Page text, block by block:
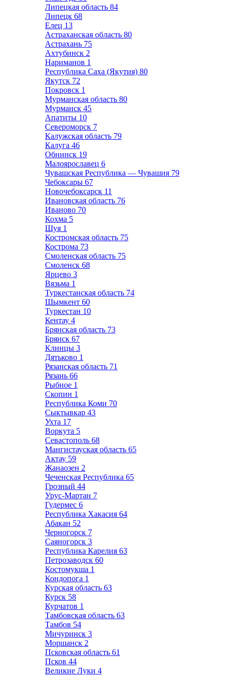
Липецкая область 84
Липецк 68
Елец 13
Астраханская область 80
Астрахань 75
Ахтубинск 2
Нариманов 1
Республика Саха (Якутия) 80
Якутск 72
Покровск 1
Мурманская область 80
Мурманск 45
Апатиты 10
Североморск 7
Калужская область 79
Калуга 46
Обнинск 19
Малоярославец 6
Чувашская Республика — Чувашия 79
Чебоксары 67
Новочебоксарск 11
Ивановская область 76
Иваново 70
Кохма 5
Шуя 1
Костромская область 75
Кострома 73
Смоленская область 75
Смоленск 68
Ярцево 3
Вязьма 1
Туркестанская область 74
Шымкент 60
Туркестан 10
Кентау 4
Брянская область 73
Брянск 67
Клинцы 3
Дятьково 1
Рязанская область 71
Рязань 66
Рыбное 1
Скопин 1
Республика Коми 70
Сыктывкар 43
Ухта 17
Воркута 5
Севастополь 68
Мангистауская область 65
Актау 59
Жанаозен 2
Чеченская Республика 65
Грозный 44
Урус-Мартан 7
Гудермес 6
Республика Хакасия 64
Абакан 52
Черногорск 7
Саяногорск 3
Республика Карелия 63
Петрозаводск 60
Костомукша 1
Кондопога 1
Курская область 63
Курск 58
Курчатов 1
Тамбовская область 63
Тамбов 54
Мичуринск 3
Моршанск 2
Псковская область 61
Псков 44
Великие Луки 4